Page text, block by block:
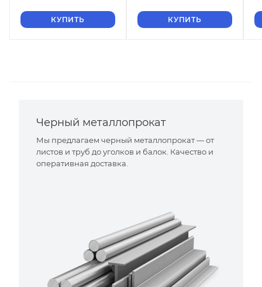
КУПИТЬ КУПИТЬ
Черный металлопрокат
Мы предлагаем черный металлопрокат — от
листов и труб до уголков и балок. Качество и
оперативная доставка.